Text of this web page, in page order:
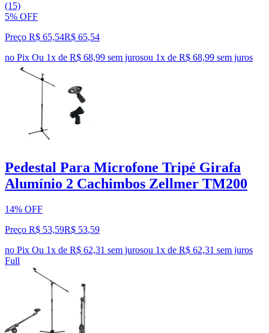
(15)
5% OFF
Preço R$ 65,54R$ 65,54
no Pix Ou 1x de R$ 68,99 sem jurosou 1x de R$ 68,99 sem juros
Pedestal Para Microfone Tripé Girafa
Alumínio 2 Cachimbos Zellmer TM200
14% OFF
Preço R$ 53,59R$ 53,59
no Pix Ou 1x de R$ 62,31 sem jurosou 1x de R$ 62,31 sem juros
Full